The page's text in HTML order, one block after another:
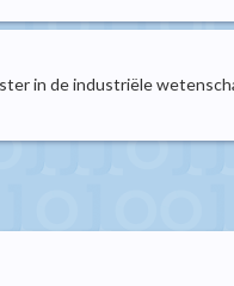
in de industriële